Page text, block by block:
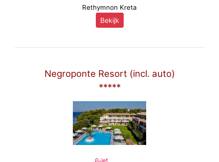
Rethymnon Kreta
Bekijk
Negroponte Resort (incl. auto)
*****